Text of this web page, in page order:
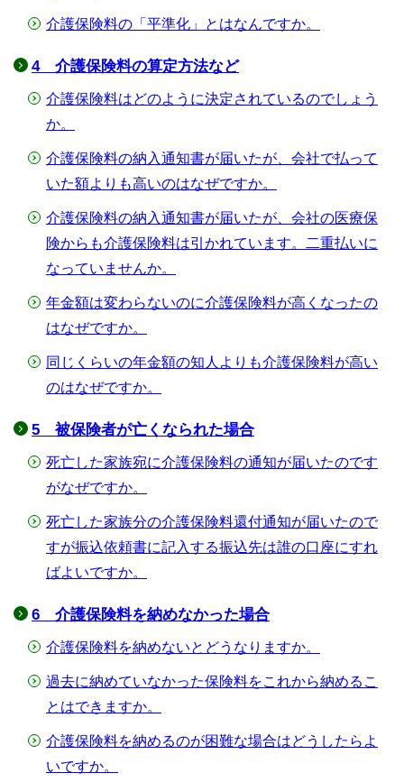
介護保険料の「平準化」とはなんですか。
4 介護保険料の算定方法など
介護保険料はどのように決定されているのでしょう
か。
介護保険料の納入通知書が届いたが、会社で払って
いた額よりも高いのはなぜですか。
介護保険料の納入通知書が届いたが、会社の医療保
険からも介護保険料は引かれています。二重払いに
なっていませんか。
年金額は変わらないのに介護保険料が高くなったの
はなぜですか。
同じくらいの年金額の知人よりも介護保険料が高い
のはなぜですか。
5 被保険者が亡くなられた場合
死亡した家族宛に介護保険料の通知が届いたのです
がなぜですか。
死亡した家族分の介護保険料還付通知が届いたので
すが振込依頼書に記入する振込先は誰の口座にすれ
ばよいですか。
6 介護保険料を納めなかった場合
介護保険料を納めないとどうなりますか。
過去に納めていなかった保険料をこれから納めるこ
とはできますか。
介護保険料を納めるのが困難な場合はどうしたらよ
いですか。